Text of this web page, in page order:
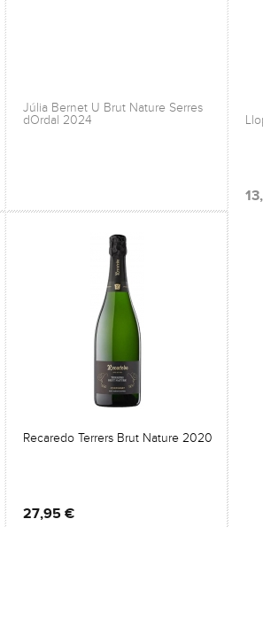
Júlia Bernet U Brut Nature Serres
dOrdal 2024
Recaredo Terrers Brut Nature 2020
27,95 €